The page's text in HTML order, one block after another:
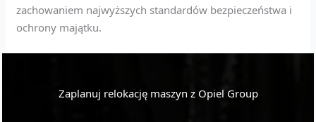
zachowaniem najwyższych standardów bezpieczeństwa i
ochrony majątku.
Zaplanuj relokację maszyn z Opiel Group